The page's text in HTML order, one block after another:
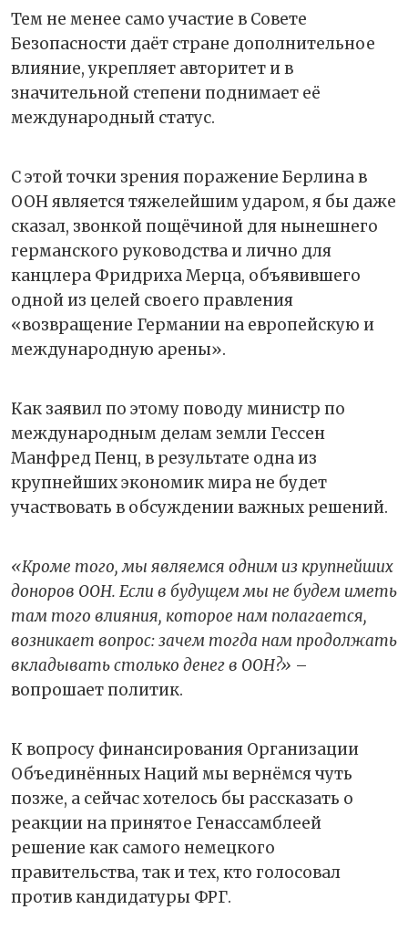
Тем не менее само участие в Совете
Безопасности даёт стране дополнительное
влияние, укрепляет авторитет и в
значительной степени поднимает её
международный статус.
С этой точки зрения поражение Берлина в
ООН является тяжелейшим ударом, я бы даже
сказал, звонкой пощёчиной для нынешнего
германского руководства и лично для
канцлера Фридриха Мерца, объявившего
одной из целей своего правления
«возвращение Германии на европейскую и
международную арены».
Как заявил по этому поводу министр по
международным делам земли Гессен
Манфред Пенц, в результате одна из
крупнейших экономик мира не будет
участвовать в обсуждении важных решений.
«Кроме того, мы являемся одним из крупнейших
доноров ООН. Если в будущем мы не будем иметь
там того влияния, которое нам полагается,
возникает вопрос: зачем тогда нам продолжать
вкладывать столько денег в ООН?» –
вопрошает политик.
К вопросу финансирования Организации
Объединённых Наций мы вернёмся чуть
позже, а сейчас хотелось бы рассказать о
реакции на принятое Генассамблеей
решение как самого немецкого
правительства, так и тех, кто голосовал
против кандидатуры ФРГ.